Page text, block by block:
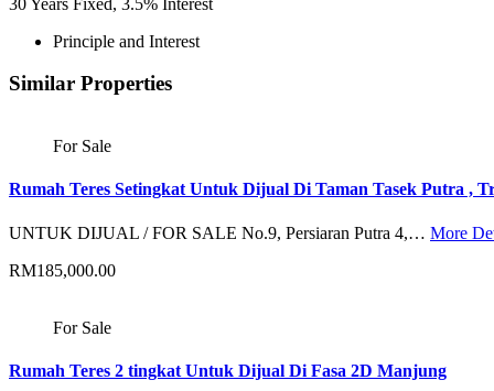
Principle and Interest
Similar Properties
For Sale
Rumah Teres Setingkat Untuk Dijual Di Taman Tasek Putra ,
UNTUK DIJUAL / FOR SALE No.9, Persiaran Putra 4,… More
RM185,000.00
For Sale
Rumah Teres 2 tingkat Untuk Dijual Di Fasa 2D Manjung